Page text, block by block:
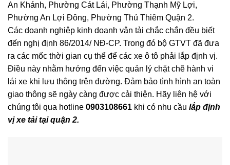
An Khánh, Phường Cát Lái, Phường Thạnh Mỹ Lợi,
Phường An Lợi Đông, Phường Thủ Thiêm Quận 2.
Các doanh nghiệp kinh doanh vận tải chắc chắn đều biết
đến nghị định 86/2014/ NĐ-CP. Trong đó bộ GTVT đã đưa
ra các mốc thời gian cụ thể để các xe ô tô phải lắp định vị.
Điều này nhằm hướng đến việc quản lý chặt chẽ hành vi
lái xe khi lưu thông trên đường. Đảm bảo tình hình an toàn
giao thông sẽ ngày càng được cải thiện. Hãy liên hệ với
chúng tôi qua hotline 0903108661 khi có nhu cầu lắp định
vị xe tải tại quận 2.